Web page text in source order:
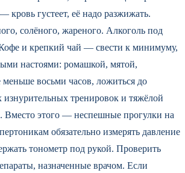
густеет, её надо разжижать.
солёного, жареного. Алкоголь под
и крепкий чай — свести к минимуму,
настоями: ромашкой, мятой,
восьми часов, ложиться до
тренировок и тяжёлой
Вместо этого — неспешные прогулки на
обязательно измерять давление
тонометр под рукой. Проверить
назначенные врачом. Если